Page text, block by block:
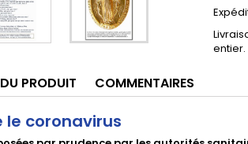
entier.
PRODUIT COMMENTAIRES
coronavirus